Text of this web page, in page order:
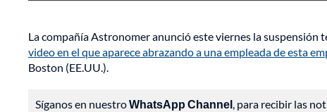
La compañía Astronomer anunció este viernes la
video en el que aparece abrazando a una empleada de esta
Boston (EE.UU.).
Síganos en nuestroWhatsApp Channel, para recibir las